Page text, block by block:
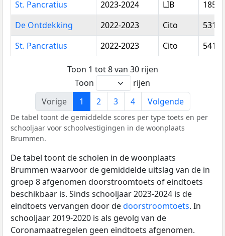
St. Pancratius 2023-2024 LIB
De Ontdekking
2022-2023 Cito
St. Pancratius
2022-2023 Cito
Toon 1 tot 8 van 30 rijen
Toon
rijen
Vorige
1 2 3 4 Volgende
De tabel toont de gemiddelde scores per type toets en per
schooljaar voor schoolvestigingen in de woonplaats
Brummen.
De tabel toont de scholen in de woonplaats
Brummen waarvoor de gemiddelde uitslag van de in
groep 8 afgenomen doorstroomtoets of eindtoets
beschikbaar is. Sinds schooljaar 2023-2024 is de
eindtoets vervangen door dedoorstroomtoets. In
schooljaar 2019-2020 is als gevolg van de
Coronamaatregelen geen eindtoets afgenomen.